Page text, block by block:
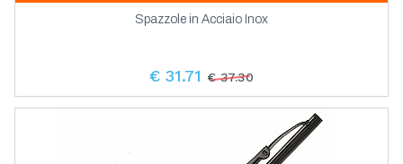
Spazzole in Acciaio Inox
€ 31.71 € 37.30